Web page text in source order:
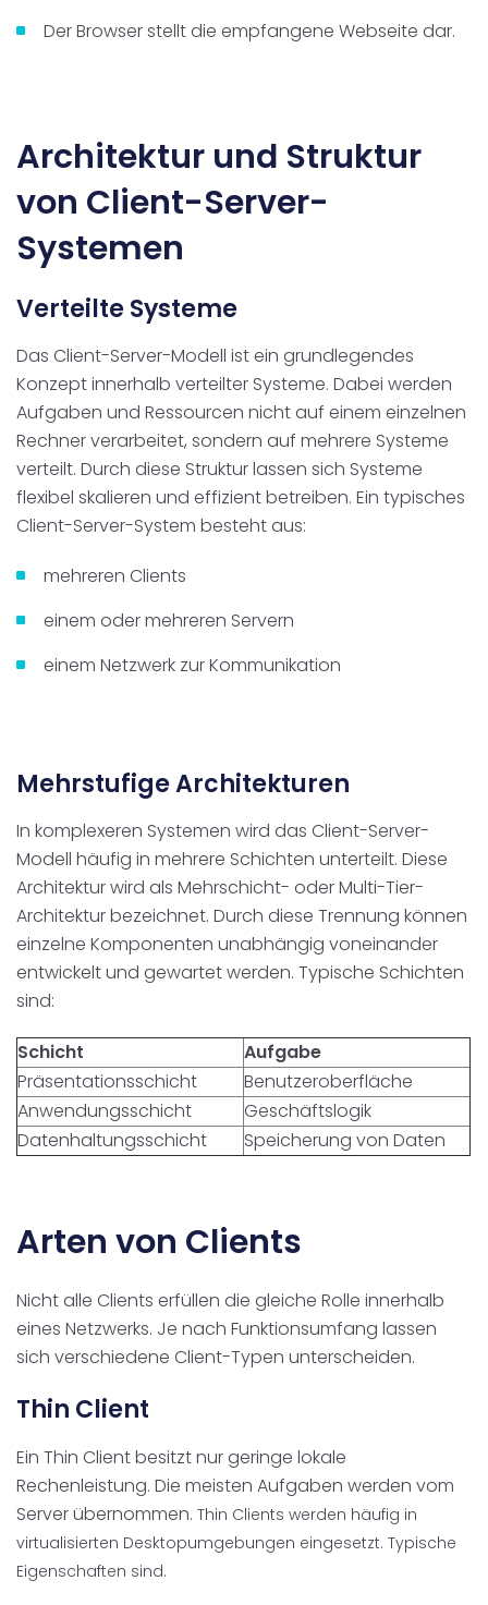
Der Browser stellt die empfangene Webseite dar.
Architektur und Struktur
von Client-Server-
Systemen
Verteilte Systeme
Das Client-Server-Modell ist ein grundlegendes
Konzept innerhalb verteilter Systeme. Dabei werden
Aufgaben und Ressourcen nicht auf einem einzelnen
Rechner verarbeitet, sondern auf mehrere Systeme
verteilt. Durch diese Struktur lassen sich Systeme
flexibel skalieren und effizient betreiben. Ein typisches
Client-Server-System besteht aus:
mehreren Clients
einem oder mehreren Servern
einem Netzwerk zur Kommunikation
Mehrstufige Architekturen
In komplexeren Systemen wird das Client-Server-
Modell häufig in mehrere Schichten unterteilt. Diese
Architektur wird als Mehrschicht- oder Multi-Tier-
Architektur bezeichnet. Durch diese Trennung können
einzelne Komponenten unabhängig voneinander
entwickelt und gewartet werden. Typische Schichten
sind:
Schicht
Aufgabe
Präsentationsschicht
Benutzeroberfläche
Anwendungsschicht
Geschäftslogik
Datenhaltungsschicht
Speicherung von Daten
Arten von Clients
Nicht alle Clients erfüllen die gleiche Rolle innerhalb
eines Netzwerks. Je nach Funktionsumfang lassen
sich verschiedene Client-Typen unterscheiden.
Thin Client
Ein Thin Client besitzt nur geringe lokale
Rechenleistung. Die meisten Aufgaben werden vom
Server übernommen.Thin Clients werden häufig in
virtualisierten Desktopumgebungen eingesetzt.Typische
Eigenschaften sind.